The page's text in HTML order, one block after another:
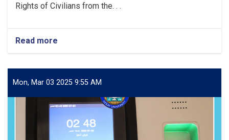
Rights of Civilians from the. . .
Read more
on
the
of
from
the
Mon, Mar 03 2025 9:55 AM